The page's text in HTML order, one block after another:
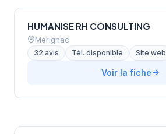
HUMANISE RH CONSULTING
Mérignac
32 avis Tél. disponible Site web
Voir la fiche